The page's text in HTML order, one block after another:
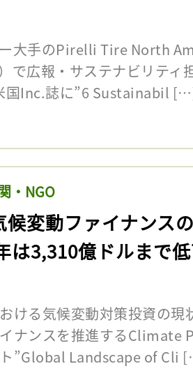
大手のPirelli Tire North
で広報・サステナビリテ
国Inc.誌に”6 Sustainabil
・NGO
候変動ファイナンス
は3,310億ドルまで
ける気候変動対策投資の
ナンスを推進する
”Global Landscape of Cli